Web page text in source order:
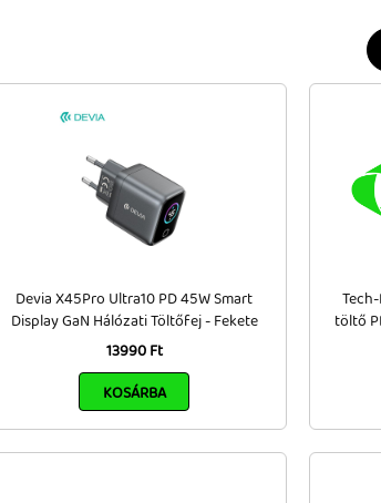
Devia X45Pro Ultra10 PD 45W Smart
Display GaN Hálózati Töltőfej - Fekete
13990 Ft
KOSÁRBA
töltő